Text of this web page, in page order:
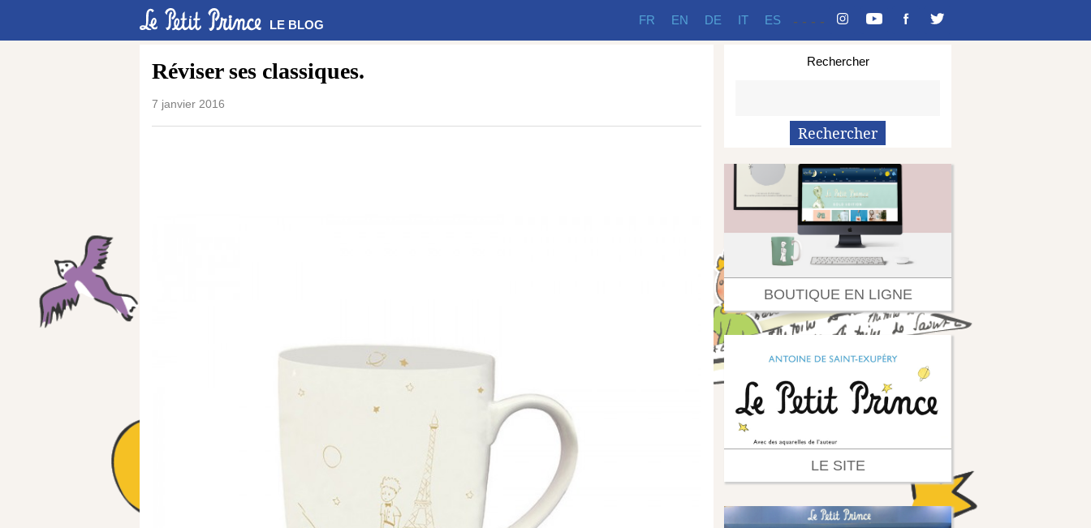
LE BLOG - - - -
FR EN DE IT ES
Réviser ses classiques.
7 janvier 2016
Rechercher
BOUTIQUE EN LIGNE
LE SITE